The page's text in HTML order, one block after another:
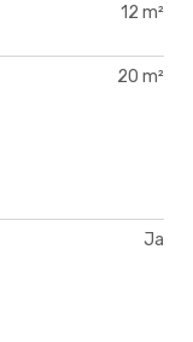
12 m²
20 m²
Ja